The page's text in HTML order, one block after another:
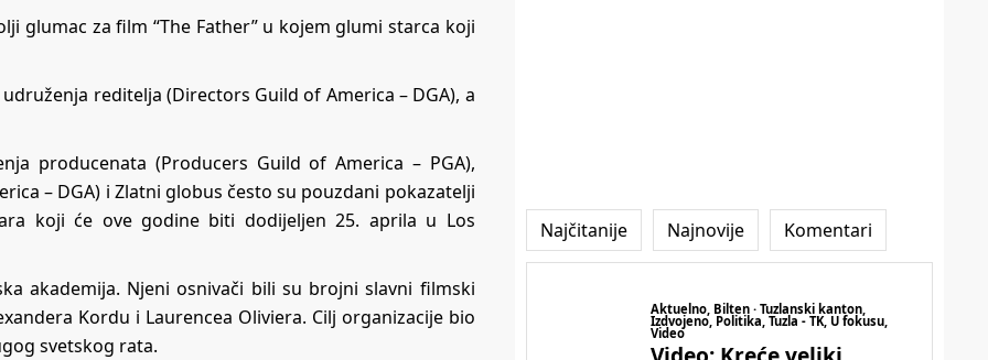
glumac za film “The Father” u kojem glumi starca koji
reditelja (Directors Guild of America – DGA), a
producenata (Producers Guild of America – PGA),
– DGA) i Zlatni globus često su pouzdani pokazatelji
koji će ove godine biti dodijeljen 25. aprila u Los
akademija. Njeni osnivači bili su brojni slavni filmski
Kordu i Laurencea Oliviera. Cilj organizacije bio
svetskog rata.
Najčitanije Najnovije Komentari